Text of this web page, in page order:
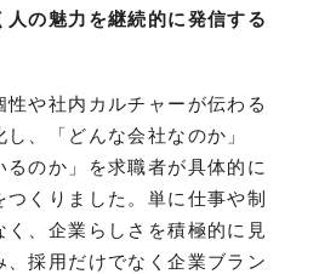
人の魅力を継続的に発信する
や社内カルチャーが伝わる
、「どんな会社なのか」
るのか」を求職者が具体的に
くりました。単に仕事や制
く、企業らしさを積極的に見
採用だけでなく企業ブラン